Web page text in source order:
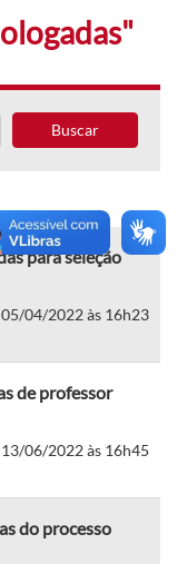
Buscar
para seleção
04/2022 às 16h23
de professor
06/2022 às 16h45
do processo